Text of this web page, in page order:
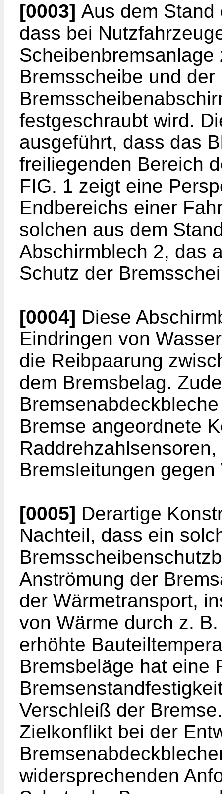
[0003] Aus dem Stand
dass bei
Scheibenbremsanlage
Bremsscheibe und
festgeschraubt wird.
ausgeführt, dass das
freiliegenden Bereich
FIG. 1 zeigt eine
Endbereichs einer
solchen aus dem
Abschirmblech 2, das
Schutz der
[0004] Diese
Eindringen von
die Reibpaarung
dem Bremsbelag.
Bremse angeordnete
Bremsleitungen
[0005] Derartige
Nachteil, dass ein
Anströmung der
der Wärmetransport,
von Wärme durch z.
erhöhte
Bremsbeläge hat eine
Verschleiß der
Zielkonflikt bei der
widersprechenden